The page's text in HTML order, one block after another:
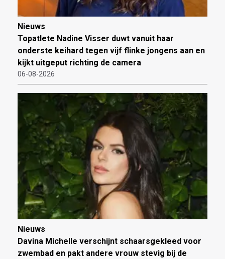
Nieuws
Topatlete Nadine Visser duwt vanuit haar
onderste keihard tegen vijf flinke jongens aan en
kijkt uitgeput richting de camera
06-08-2026
Nieuws
Davina Michelle verschijnt schaarsgekleed voor
zwembad en pakt andere vrouw stevig bij de